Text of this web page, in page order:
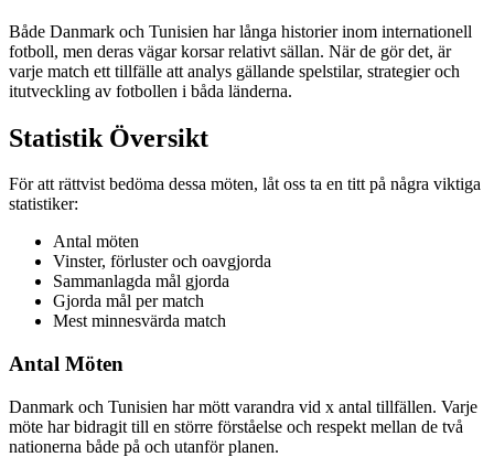
Både Danmark och Tunisien har långa historier inom internationell
fotboll, men deras vägar korsar relativt sällan. När de gör det, är
varje match ett tillfälle att analys gällande spelstilar, strategier och
itutveckling av fotbollen i båda länderna.
Statistik Översikt
För att rättvist bedöma dessa möten, låt oss ta en titt på några viktiga
statistiker:
Antal möten
Vinster, förluster och oavgjorda
Sammanlagda mål gjorda
Gjorda mål per match
Mest minnesvärda match
Antal Möten
Danmark och Tunisien har mött varandra vid x antal tillfällen. Varje
möte har bidragit till en större förståelse och respekt mellan de två
nationerna både på och utanför planen.